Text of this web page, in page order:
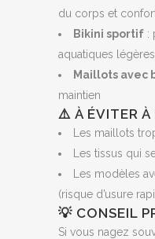
du corps et
Bikini sportif :
aquatiques légères
Maillots avec
maintien
⚠️ À ÉVITER À
Les maillots
Les tissus qui
Les modèles
(risque d’usure
💡 CONSEIL
Si vous nagez